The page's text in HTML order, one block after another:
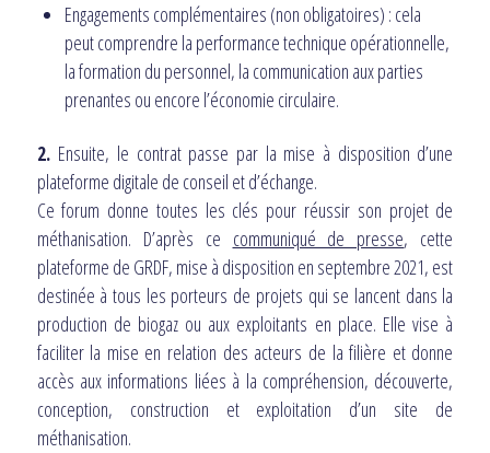
Engagements complémentaires (non obligatoires) : cela
peut comprendre la performance technique opérationnelle,
la formation du personnel, la communication aux parties
prenantes ou encore l’économie circulaire.
2. Ensuite, le contrat passe par la mise à disposition d’une
plateforme digitale de conseil et d’échange.
Ce forum donne toutes les clés pour réussir son projet de
méthanisation. D’après ce communiqué de presse, cette
plateforme de GRDF, mise à disposition en septembre 2021, est
destinée à tous les porteurs de projets qui se lancent dans la
production de biogaz ou aux exploitants en place. Elle vise à
faciliter la mise en relation des acteurs de la filière et donne
accès aux informations liées à la compréhension, découverte,
conception, construction et exploitation d’un site de
méthanisation.